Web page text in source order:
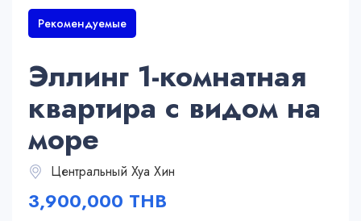
Рекомендуемые
Эллинг 1-комнатная
квартира с видом на
море
Центральный Хуа Хин
3,900,000 THB